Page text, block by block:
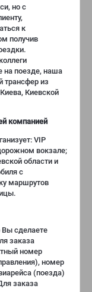
но с
к
получив
на поезде, наша
трансфер из
Киевской
компанией
VIP
вокзале;
области и
с
маршрутов
Вы сделаете
заказа
номер
номер
(поезда)
заказа